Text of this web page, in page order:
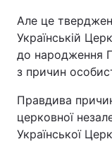
Але це
Українській
до народження
з причин
Правдива
церковної
Української